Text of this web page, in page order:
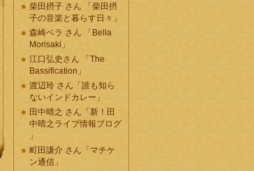
柴田摂子 さん 「柴田摂
子の音楽と暮らす日々」
森崎ベラ さん 「Bella
Morisaki」
江口弘史さん 「The
Bassification」
渡辺玲 さん「誰も知ら
ないインドカレー」
田中晴之 さん「新！田
中晴之ライブ情報ブログ
」
町田謙介 さん「マチケ
ン通信」